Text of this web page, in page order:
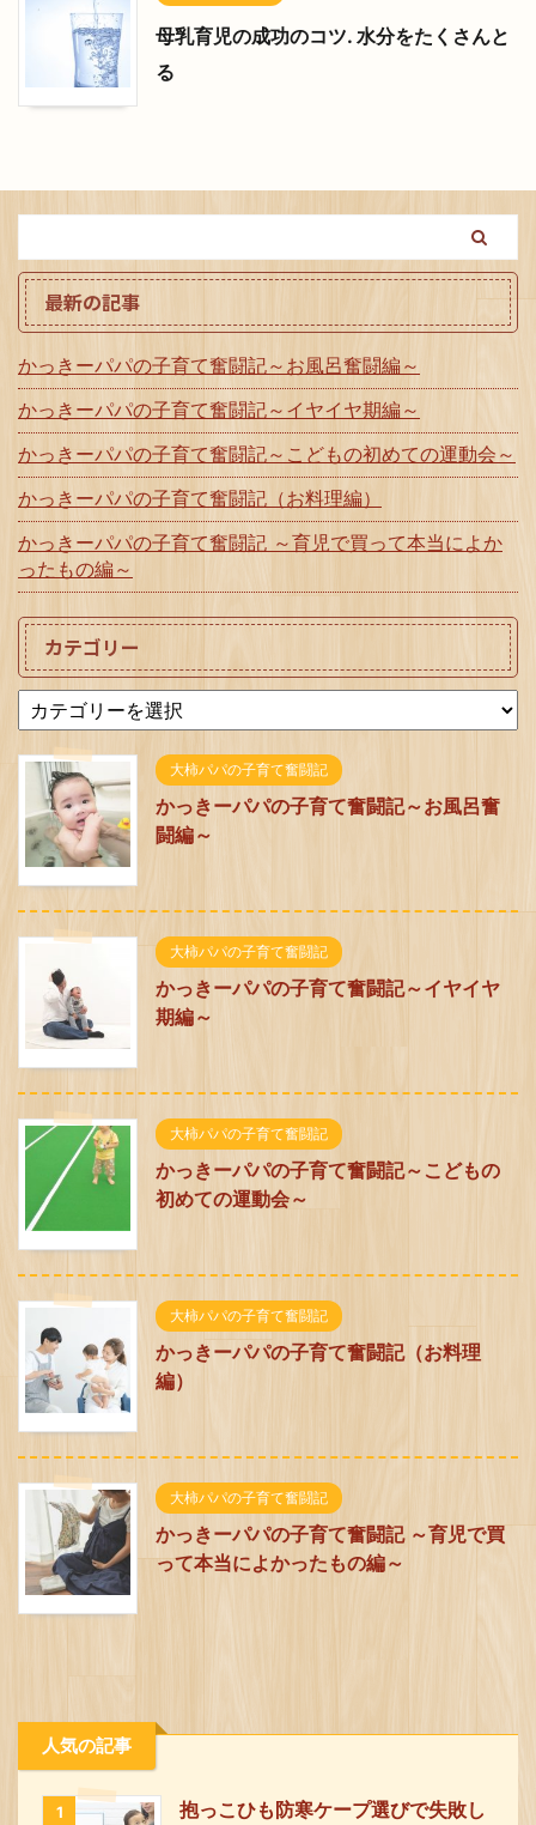
母乳育児の成功のコツ. 水分をたくさんと
る
最新の記事
かっきーパパの子育て奮闘記～お風呂奮闘編～
かっきーパパの子育て奮闘記～イヤイヤ期編～
かっきーパパの子育て奮闘記～こどもの初めての運動会～
かっきーパパの子育て奮闘記（お料理編）
かっきーパパの子育て奮闘記 ～育児で買って本当によか
ったもの編～
カテゴリー
大柿パパの子育て奮闘記
かっきーパパの子育て奮闘記～お風呂奮
闘編～
大柿パパの子育て奮闘記
かっきーパパの子育て奮闘記～イヤイヤ
期編～
大柿パパの子育て奮闘記
かっきーパパの子育て奮闘記～こどもの
初めての運動会～
大柿パパの子育て奮闘記
かっきーパパの子育て奮闘記（お料理
編）
大柿パパの子育て奮闘記
かっきーパパの子育て奮闘記 ～育児で買
って本当によかったもの編～
人気の記事
1
抱っこひも防寒ケープ選びで失敗し